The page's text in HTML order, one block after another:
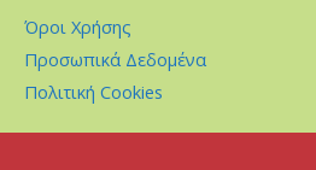
Όροι Χρήσης
Προσωπικά Δεδομένα
Πολιτική Cookies